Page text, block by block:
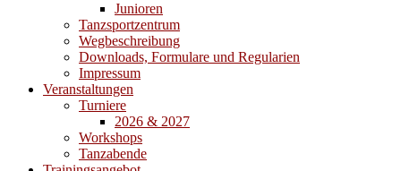
Junioren
Tanzsportzentrum
Wegbeschreibung
Downloads, Formulare und Regularien
Impressum
Veranstaltungen
Turniere
2026 & 2027
Workshops
Tanzabende